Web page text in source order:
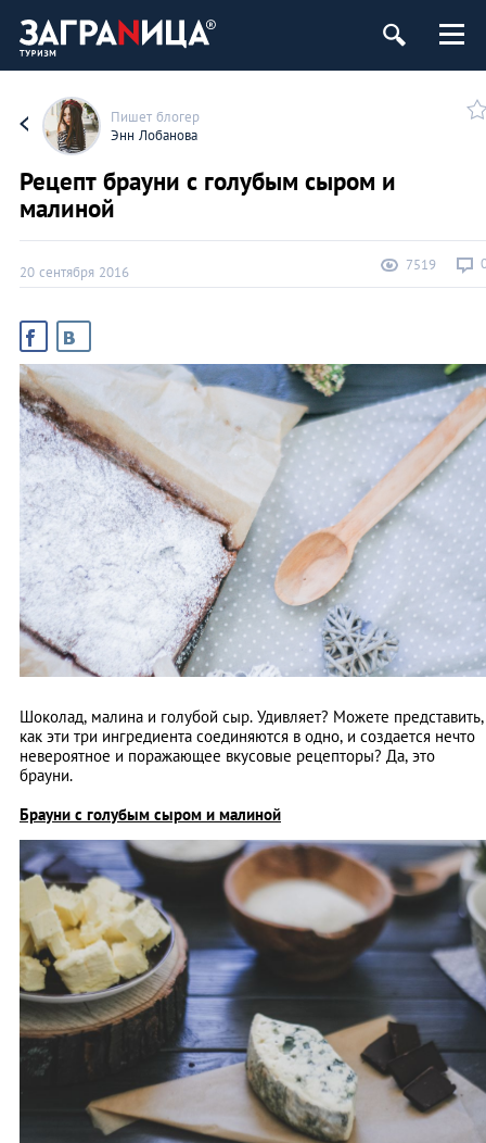
Пишет блогер
Энн Лобанова
Рецепт брауни с голубым сыром и
малиной
20 сентября 2016 7519
Шоколад, малина и голубой сыр. Удивляет? Можете представить,
как эти три ингредиента соединяются в одно, и создается нечто
невероятное и поражающее вкусовые рецепторы? Да, это
брауни.
Брауни с голубым сыром и малиной